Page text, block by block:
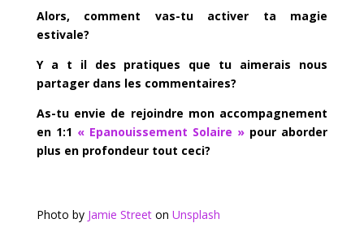
Alors, comment vas-tu activer ta magie
estivale?
Y a t il des pratiques que tu aimerais nous
partager dans les commentaires?
As-tu envie de rejoindre mon accompagnement
en 1:1 « Epanouissement Solaire » pour aborder
plus en profondeur tout ceci?
Photo by Jamie Streeton Unsplash